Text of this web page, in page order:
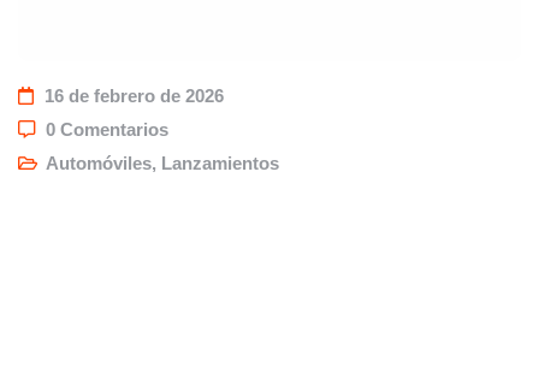
16 de febrero de 2026
0 Comentarios
Automóviles, Lanzamientos